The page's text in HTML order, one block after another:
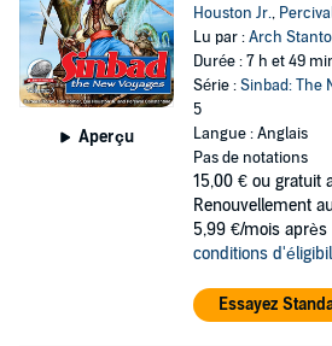
Aperçu
Houston Jr.,
Lu par :Arch
Durée : 7 h et 49
Série :Sinbad: The
5
Langue : Anglais
Pas de notations
15,00 € ou gratuit
Renouvellement
5,99 €/mois après
conditions
Essayez